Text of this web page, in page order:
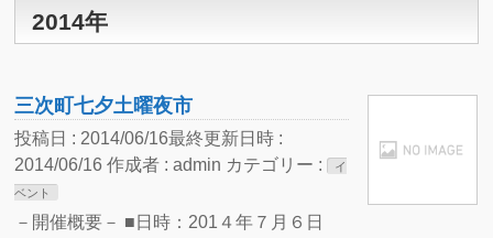
2014年
三次町七夕土曜夜市
投稿日 : 2014/06/16最終更新日時 :
2014/06/16 作成者 :admin カテゴリー :
イ
ベント
－開催概要－ ■日時：201４年７月６日